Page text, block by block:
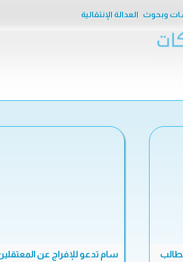
وبحوث
العدالة الإنتقالية
سام تدعو للإفراج عن